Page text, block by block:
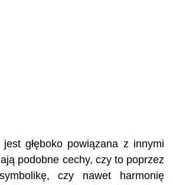
głęboko powiązana z innymi
podobne cechy, czy to poprzez
czy nawet harmonię